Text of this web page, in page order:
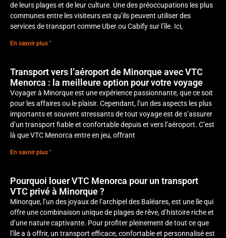
de leurs plages et de leur culture. Une des préoccupations les plus
communes entre les visiteurs est qu’ils peuvent utiliser des
services de transport comme Uber ou Cabify sur l’île. Ici,
En savoir plus "
Transport vers l’aéroport de Minorque avec VTC
Menorca : la meilleure option pour votre voyage
Voyager à Minorque est une expérience passionnante, que ce soit
pour les affaires ou le plaisir. Cependant, l’un des aspects les plus
importants et souvent stressants de tout voyage est de s’assurer
d’un transport fiable et confortable depuis et vers l’aéroport. C’est
là que VTC Menorca entre en jeu, offrant
En savoir plus "
Pourquoi louer VTC Menorca pour un transport
VTC privé à Minorque ?
Minorque, l’un des joyaux de l’archipel des Baléares, est une île qui
offre une combinaison unique de plages de rêve, d’histoire riche et
d’une nature captivante. Pour profiter pleinement de tout ce que
l’île a à offrir, un transport efficace, confortable et personnalisé est